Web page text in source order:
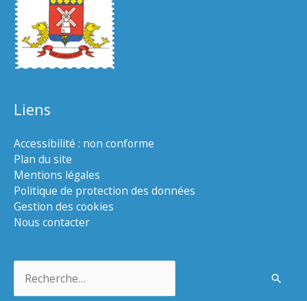
Liens
Accessibilité : non conforme
Plan du site
Mentions légales
Politique de protection des données
Gestion des cookies
Nous contacter